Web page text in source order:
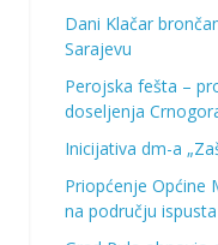
Dani Klačar
Sarajevu
Perojska fešta –
doseljenja
Inicijativa dm-a
Priopćenje Općine
na području